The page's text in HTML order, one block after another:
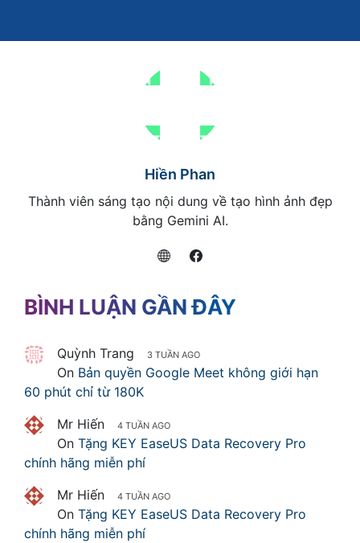
Hiền Phan
Thành viên sáng tạo nội dung về tạo hình ảnh đẹp
bằng Gemini AI.
BÌNH LUẬN GẦN ĐÂY
Quỳnh Trang 3 TUẦN AGO
On Bản quyền Google Meet không giới hạn
60 phút chỉ từ 180K
Mr Hiến
4 TUẦN AGO
On Tặng KEY EaseUS Data Recovery Pro
chính hãng miễn phí
Mr Hiến
4 TUẦN AGO
On Tặng KEY EaseUS Data Recovery Pro
chính hãng miễn phí